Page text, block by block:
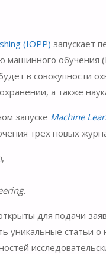
(IOPP) запускает
обучения
в совокупности
а также
запуске Machine
трех новых
,
для подачи
уникальные статьи